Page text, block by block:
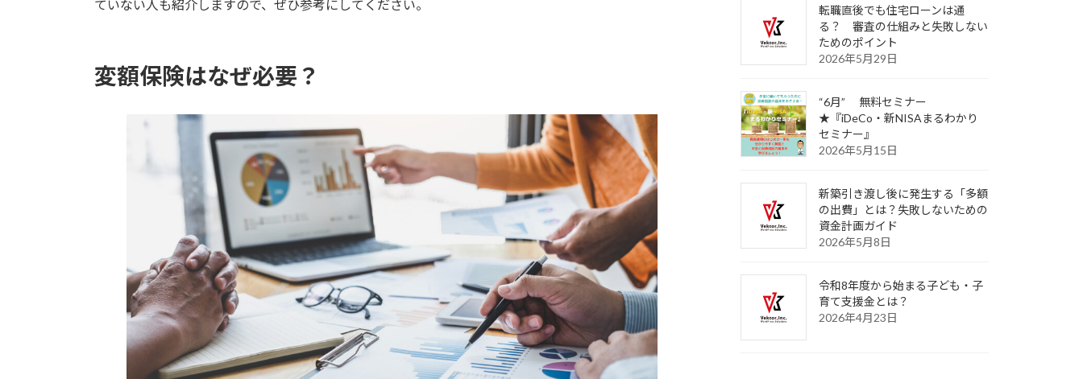
ていない人も紹介しますので、ぜひ参考にしてください。
変額保険はなぜ必要？
転職直後でも住宅ローンは通
る？ 審査の仕組みと失敗しない
ためのポイント
2026年5月29日
“6月” 無料セミナー
★『iDeCo・新NISAまるわかり
セミナー』
2026年5月15日
新築引き渡し後に発生する「多額
の出費」とは？失敗しないための
資金計画ガイド
2026年5月8日
令和8年度から始まる子ども・子
育て支援金とは？
2026年4月23日